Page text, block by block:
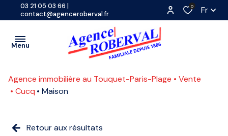
03 21 05 03 66 |
contact@agenceroberval.fr
0 Fr
Menu
VENTES
L'ANNÉE
Agence immobilière au Touquet-Paris-Plage
Vente
Cucq
Maison
Retour aux résultats